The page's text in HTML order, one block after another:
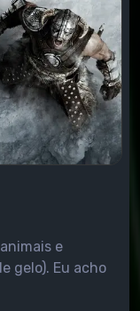
e
gelo). Eu acho